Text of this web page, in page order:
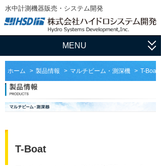
水中計測機器販売・システム開発
MENU
アプリケーション
流速・流量観測
製品情報
マルチビーム・測深機
ユーザ登録
HSDの仕事
ホーム 製品情報 マルチビーム・測深機 T-Boat
T-Boat